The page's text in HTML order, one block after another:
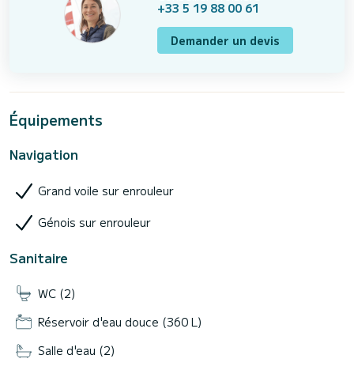
+33 5 19 88 00 61
Demander un devis
Équipements
Navigation
Grand voile sur enrouleur
Génois sur enrouleur
Sanitaire
WC (2)
Réservoir d'eau douce (360 L)
Salle d'eau (2)